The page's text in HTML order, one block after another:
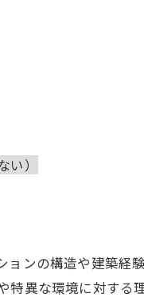
）
ンの構造や建築経
異な環境に対する